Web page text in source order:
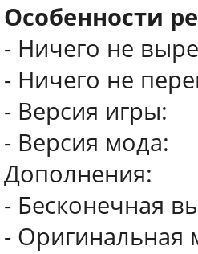
Особенности
- Ничего не
- Ничего не
- Версия игры:
- Версия мода:
Дополнения:
- Бесконечная
- Оригинальная